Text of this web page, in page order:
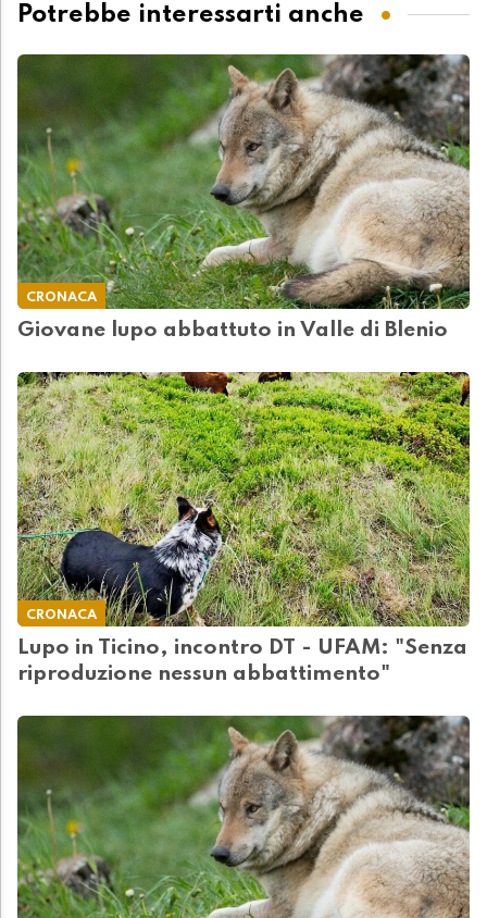
Potrebbe interessarti anche
CRONACA
Giovane lupo abbattuto in Valle di Blenio
CRONACA
Lupo in Ticino, incontro DT - UFAM: "Senza
riproduzione nessun abbattimento"